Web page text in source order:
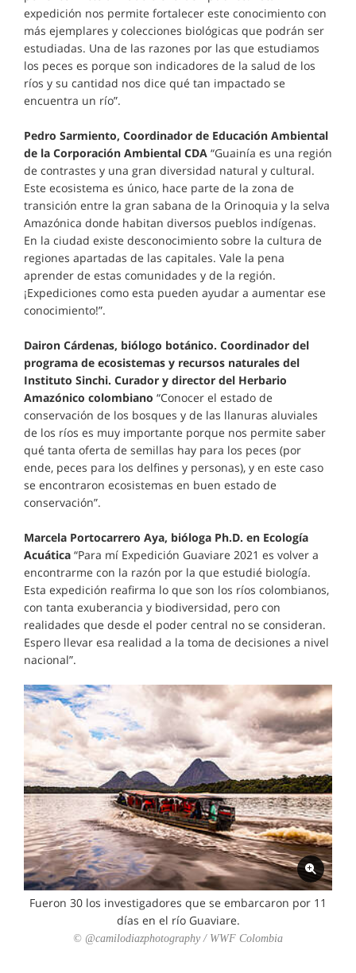
expedición nos permite fortalecer este conocimiento con
más ejemplares y colecciones biológicas que podrán ser
estudiadas. Una de las razones por las que estudiamos
los peces es porque son indicadores de la salud de los
ríos y su cantidad nos dice qué tan impactado se
encuentra un río”.
Pedro Sarmiento, Coordinador de Educación Ambiental
de la Corporación Ambiental CDA “Guainía es una región
de contrastes y una gran diversidad natural y cultural.
Este ecosistema es único, hace parte de la zona de
transición entre la gran sabana de la Orinoquia y la selva
Amazónica donde habitan diversos pueblos indígenas.
En la ciudad existe desconocimiento sobre la cultura de
regiones apartadas de las capitales. Vale la pena
aprender de estas comunidades y de la región.
¡Expediciones como esta pueden ayudar a aumentar ese
conocimiento!”.
Dairon Cárdenas, biólogo botánico. Coordinador del
programa de ecosistemas y recursos naturales del
Instituto Sinchi. Curador y director del Herbario
Amazónico colombiano “Conocer el estado de
conservación de los bosques y de las llanuras aluviales
de los ríos es muy importante porque nos permite saber
qué tanta oferta de semillas hay para los peces (por
ende, peces para los delfines y personas), y en este caso
se encontraron ecosistemas en buen estado de
conservación”.
Marcela Portocarrero Aya, bióloga Ph.D. en Ecología
Acuática “Para mí Expedición Guaviare 2021 es volver a
encontrarme con la razón por la que estudié biología.
Esta expedición reafirma lo que son los ríos colombianos,
con tanta exuberancia y biodiversidad, pero con
realidades que desde el poder central no se consideran.
Espero llevar esa realidad a la toma de decisiones a nivel
nacional”.
Fueron 30 los investigadores que se embarcaron por 11
días en el río Guaviare.
© @camilodiazphotography / WWF Colombia